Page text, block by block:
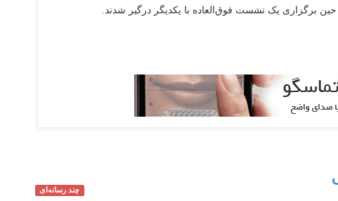
حین برگزاری یک نشست فوق‌العاده با یکدیگر درگیر شدند.
چند رسانه‌ای